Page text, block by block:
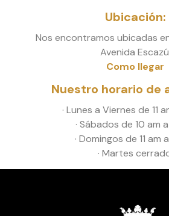
Ubicación:
Nos encontramos ubicadas
Avenida
Como llegar
Nuestro horario de
· Lunes a Viernes de 11
· Sábados de 10 am
· Domingos de 11 am
· Martes